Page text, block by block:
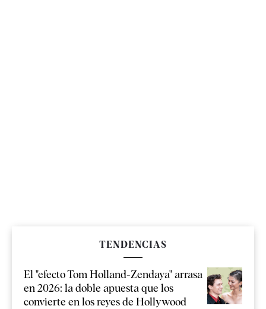
TENDENCIAS
El "efecto Tom Holland-Zendaya" arrasa
en 2026: la doble apuesta que los
convierte en los reyes de Hollywood